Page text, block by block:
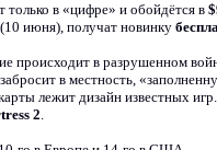
только в «цифре» и обойдётся в
июня), получат новинку
происходит в разрушенном
в местность,
лежит дизайн известных
2.